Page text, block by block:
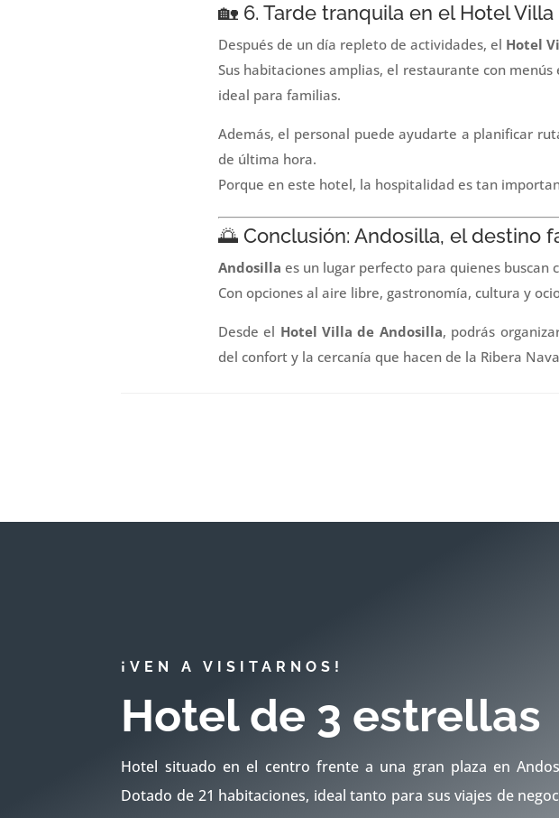
🏡 6. Tarde tranquila en el Hotel
Después de un día repleto de actividades, el Hotel
Sus habitaciones amplias, el restaurante con
ideal para familias.
Además, el personal puede ayudarte a planificar
de última hora.
Porque en este hotel, la hospitalidad es tan
🌅 Conclusión: Andosilla, el destino
Andosilla es un lugar perfecto para quienes buscan
Con opciones al aire libre, gastronomía, cultura y
Desde el Hotel Villa de Andosilla, podrás
del confort y la cercanía que hacen de la Ribera
¡VEN A VISITARNOS!
Hotel de 3 estrellas
Hotel situado en el centro frente a una gran plaza en
Dotado de 21 habitaciones, ideal tanto para sus viajes de